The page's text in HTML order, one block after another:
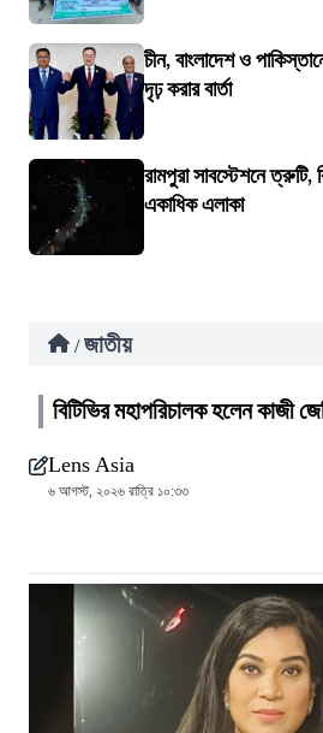
চীন, বাংলাদেশ ও
দৃঢ় করার বার্তা
রামপুরা সাবস্টেশনে ত্রুটি,
একাধিক এলাকা
/ জাতীয়
বিটিভির মহাপরিচালক হলেন কাজী
Lens Asia
৬ আগস্ট, ২০২৬ রাত্রি ১০:৩৩